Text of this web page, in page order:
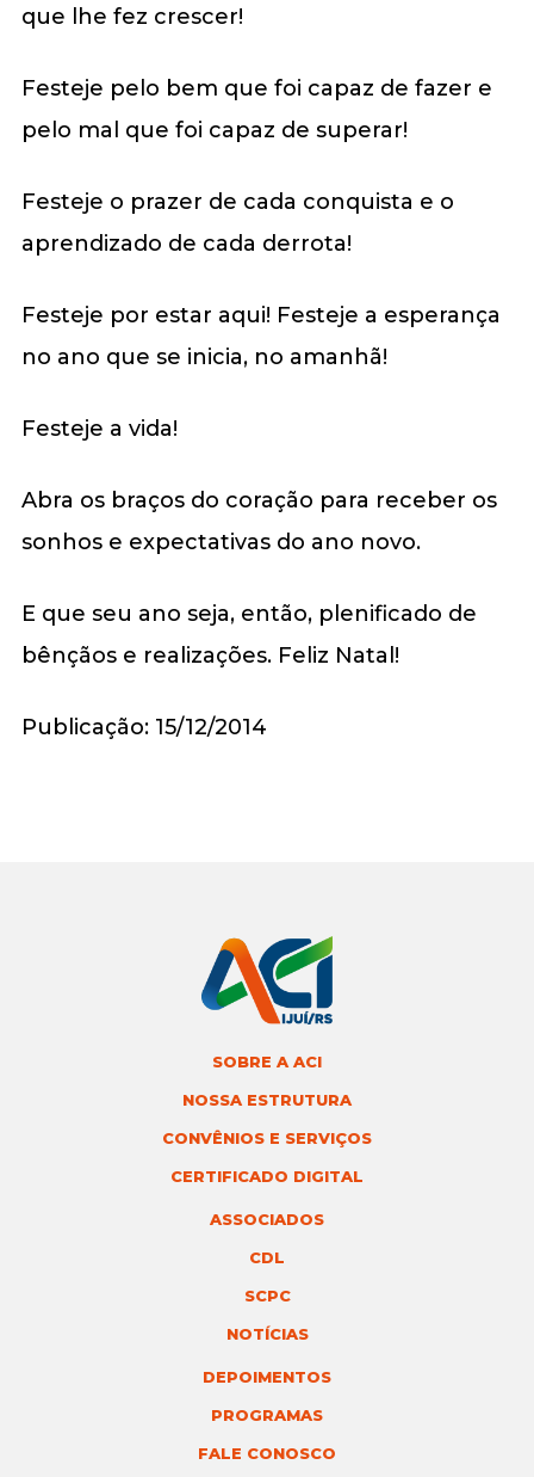
que lhe fez crescer!
Festeje pelo bem que foi capaz de fazer e
pelo mal que foi capaz de superar!
Festeje o prazer de cada conquista e o
aprendizado de cada derrota!
Festeje por estar aqui! Festeje a esperança
no ano que se inicia, no amanhã!
Festeje a vida!
Abra os braços do coração para receber os
sonhos e expectativas do ano novo.
E que seu ano seja, então, plenificado de
bênçãos e realizações. Feliz Natal!
Publicação: 15/12/2014
SOBRE A ACI
NOSSA ESTRUTURA
CONVÊNIOS E SERVIÇOS
CERTIFICADO DIGITAL
ASSOCIADOS
CDL
SCPC
NOTÍCIAS
DEPOIMENTOS
PROGRAMAS
FALE CONOSCO